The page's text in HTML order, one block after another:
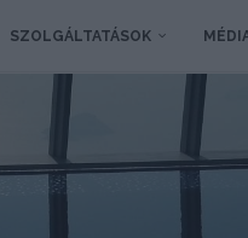
SZOLGÁLTATÁSOK